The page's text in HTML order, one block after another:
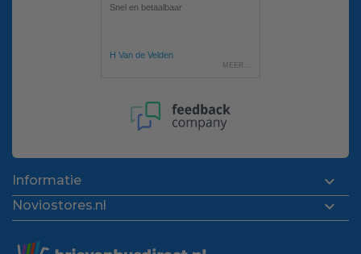
Informatie 
Noviostores.nl 